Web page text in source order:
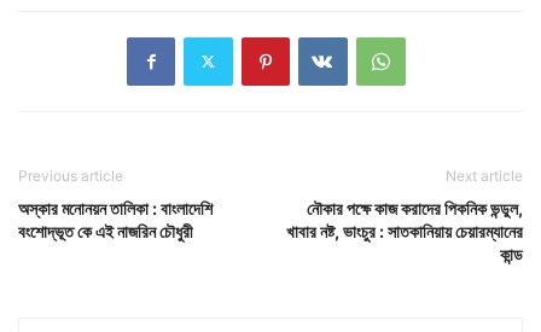
Previous article
অস্কার মনোনয়ন তালিকা : বাংলাদেশি
বংশোদ্ভূত কে এই নাজরিন চৌধুরী
Next article
নৌকার পক্ষে কাজ করাদের পিকনিক ভন্ডুল,
খাবার নষ্ট, ভাংচুর : সাতকানিয়ায় চেয়ারম্যানের
কান্ড